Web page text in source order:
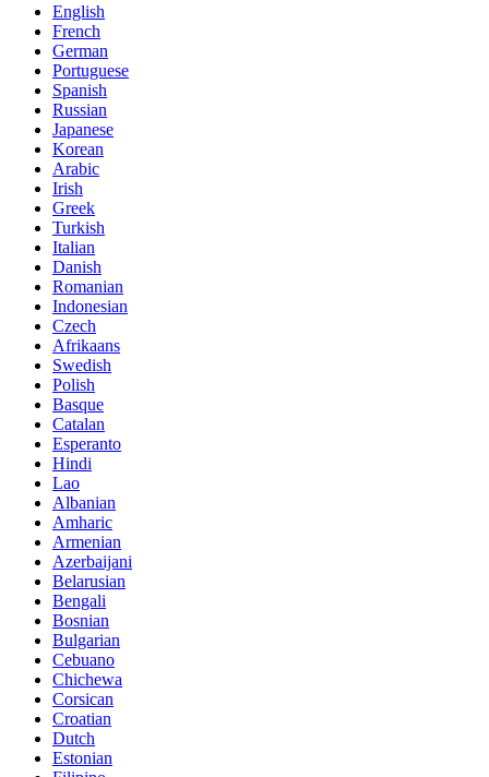
English
French
German
Portuguese
Spanish
Russian
Japanese
Korean
Arabic
Irish
Greek
Turkish
Italian
Danish
Romanian
Indonesian
Czech
Afrikaans
Swedish
Polish
Basque
Catalan
Esperanto
Hindi
Lao
Albanian
Amharic
Armenian
Azerbaijani
Belarusian
Bengali
Bosnian
Bulgarian
Cebuano
Chichewa
Corsican
Croatian
Dutch
Estonian